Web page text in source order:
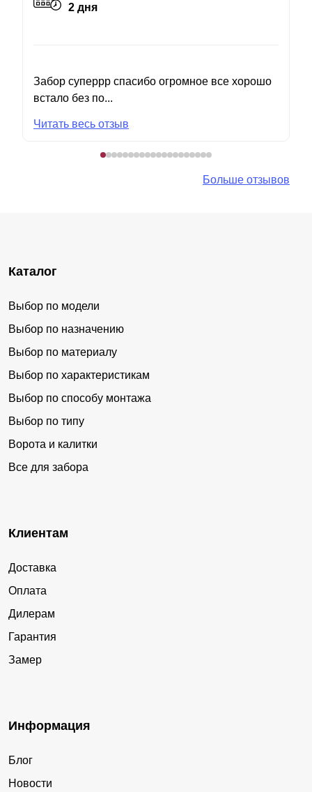
2 дня
Забор суперрр спасибо огромное все хорошо
встало без по...
Читать весь отзыв
Больше отзывов
Каталог
Выбор по модели
Выбор по назначению
Выбор по материалу
Выбор по характеристикам
Выбор по способу монтажа
Выбор по типу
Ворота и калитки
Все для забора
Клиентам
Доставка
Оплата
Дилерам
Гарантия
Замер
Информация
Блог
Новости